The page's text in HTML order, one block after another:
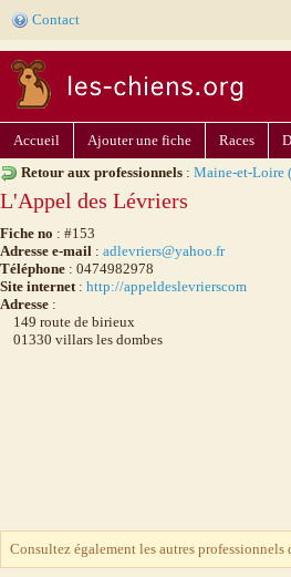
Contact
Accueil Ajouter une fiche Races
Retour aux professionnels : Maine-et-Loire
L'Appel des Lévriers
Fiche no : #153
Adresse e-mail : adlevriers@yahoo.fr
Téléphone : 0474982978
Site internet: http://appeldeslevrierscom
Adresse :
149 route de birieux
01330 villars les dombes
Consultez également les autres professionnels